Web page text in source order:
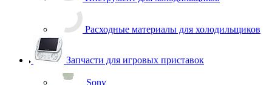
Все для ремонта электроники
Инструменты для ремонта телефонов